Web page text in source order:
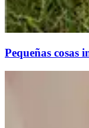
Pequeñas cosas